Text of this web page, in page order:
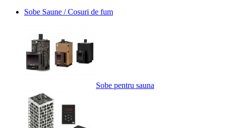
Sobe Saune / Cosuri de fum
Sobe pentru sauna